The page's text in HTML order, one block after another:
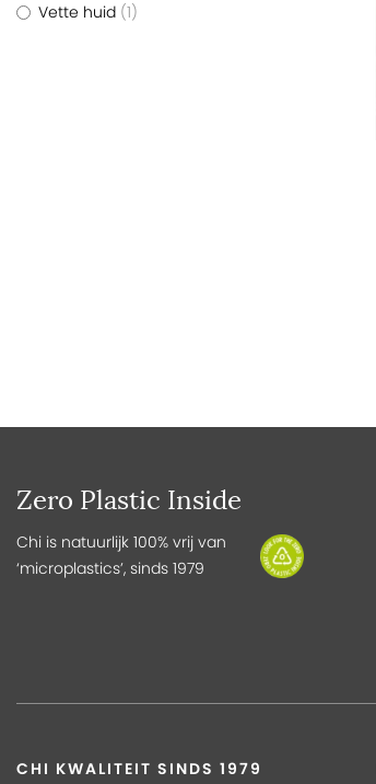
Vette huid 1
Zero Plastic Inside
Chi is natuurlijk 100% vrij van
‘microplastics’, sinds 1979
CHI KWALITEIT SINDS 1979